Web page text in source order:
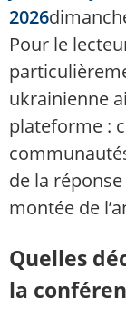
2026
Pour le
ukrainienne
plateforme :
de la
montée de
Quelles
la